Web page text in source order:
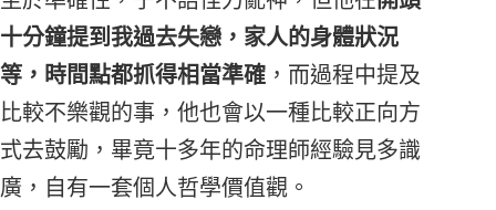
十分鐘提到我過去失戀，家人的身體狀況
等，時間點都抓得相當準確 ，而過程中提及
比較不樂觀的事，他也會以一種比較正向方
式去鼓勵，畢竟十多年的命理師經驗見多識
廣，自有一套個人哲學價值觀。